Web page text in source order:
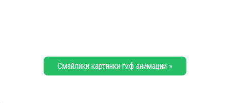
Смайлики картинки гиф анимации »